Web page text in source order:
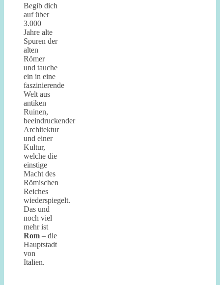
Begib dich
auf über
3.000
Jahre alte
Spuren der
alten
Römer
und tauche
ein in eine
faszinierende
Welt aus
antiken
Ruinen,
beeindruckender
Architektur
und einer
Kultur,
welche die
einstige
Macht des
Römischen
Reiches
wiederspiegelt.
Das und
noch viel
mehr ist
Rom – die
Hauptstadt
von
Italien.